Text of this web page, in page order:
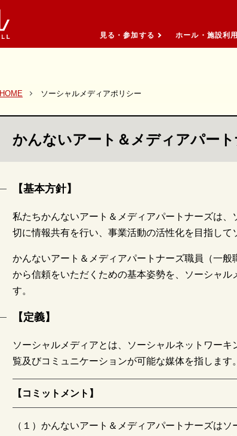
見る・参加する ホール・施設利用
HOME ソーシャルメディアポリシー
かんないアート＆メディアパー
【基本方針】
私たちかんないアート＆メディアパートナーズは
切に情報共有を行い、事業活動の活性化を目指して
かんないアート＆メディアパートナーズ職員（一
から信頼をいただくための基本姿勢を、ソーシャ
す。
【定義】
ソーシャルメディアとは、ソーシャルネットワー
覧及びコミュニケーションが可能な媒体を指します。
【コミットメント】
（１）かんないアート＆メディアパートナーズは